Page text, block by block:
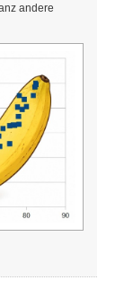
andere